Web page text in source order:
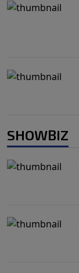
SHOWBIZ